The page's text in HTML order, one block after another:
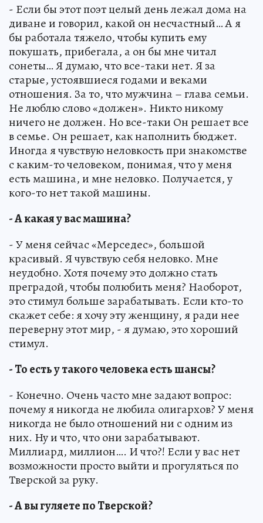
- Если бы этот поэт целый день лежал дома на
диване и говорил, какой он несчастный… А я
бы работала тяжело, чтобы купить ему
покушать, прибегала, а он бы мне читал
сонеты… Я думаю, что все-таки нет. Я за
старые, устоявшиеся годами и веками
отношения. За то, что мужчина – глава семьи.
Не люблю слово «должен». Никто никому
ничего не должен. Но все-таки Он решает все
в семье. Он решает, как наполнить бюджет.
Иногда я чувствую неловкость при знакомстве
с каким-то человеком, понимая, что у меня
есть машина, и мне неловко. Получается, у
кого-то нет такой машины.
- А какая у вас машина?
- У меня сейчас «Мерседес», большой
красивый. Я чувствую себя неловко. Мне
неудобно. Хотя почему это должно стать
преградой, чтобы полюбить меня? Наоборот,
это стимул больше зарабатывать. Если кто-то
скажет себе: я хочу эту женщину, я ради нее
переверну этот мир, - я думаю, это хороший
стимул.
- То есть у такого человека есть шансы?
- Конечно. Очень часто мне задают вопрос:
почему я никогда не любила олигархов? У меня
никогда не было отношений ни с одним из
них. Ну и что, что они зарабатывают.
Миллиард, миллион…. И что?! Если у вас нет
возможности просто выйти и прогуляться по
Тверской за руку.
- А вы гуляете по Тверской?